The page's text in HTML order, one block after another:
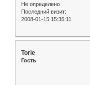
Не определено
Последний визит:
2008-01-15 15:35:11
Torie
Гость